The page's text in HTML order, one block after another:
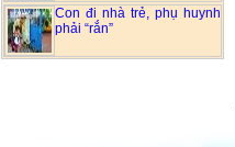
Con đi nhà trẻ, phụ huynh
phải “rắn”